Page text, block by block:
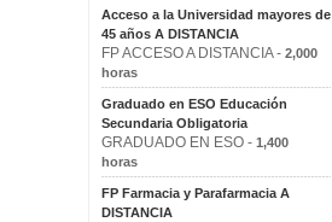
Acceso a la Universidad mayores de
45 años A DISTANCIA
FP ACCESO A DISTANCIA - 2,000
horas
Graduado en ESO Educación
Secundaria Obligatoria
GRADUADO EN ESO - 1,400
horas
FP Farmacia y Parafarmacia A
DISTANCIA